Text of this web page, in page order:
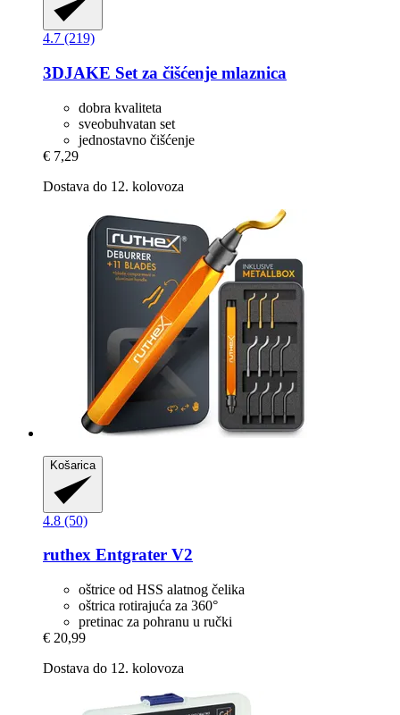
4.7 (219)
3DJAKE Set za čišćenje mlaznica
dobra kvaliteta
sveobuhvatan set
jednostavno čišćenje
€ 7,29
Dostava do 12. kolovoza
Košarica
4.8 (50)
ruthex Entgrater V2
oštrice od HSS alatnog čelika
oštrica rotirajuća za 360°
pretinac za pohranu u ručki
€ 20,99
Dostava do 12. kolovoza